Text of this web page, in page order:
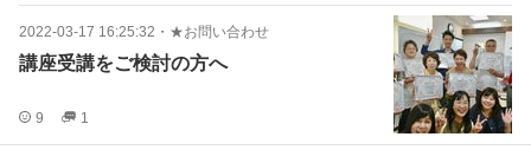
2022-03-17 16:25:32 ・ ★お問い合わせ
講座受講をご検討の方へ
9 1